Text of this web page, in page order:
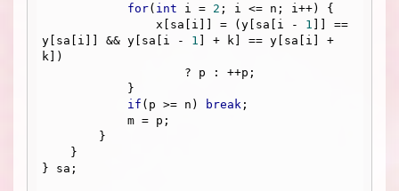
for( int i = 2 ; i <= n; i++) {
                x[sa[i]] = (y[sa[i -
1 ]] ==
y[sa[i]] && y[sa[i - 1 ] + k] == y[sa[i] +
k])
if (p >= n) break ;
} sa;